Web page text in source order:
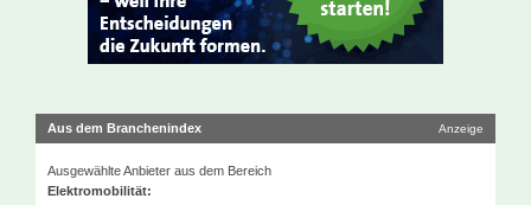
Aus dem Branchenindex Anzeige
Ausgewählte Anbieter aus dem Bereich
Elektromobilität: